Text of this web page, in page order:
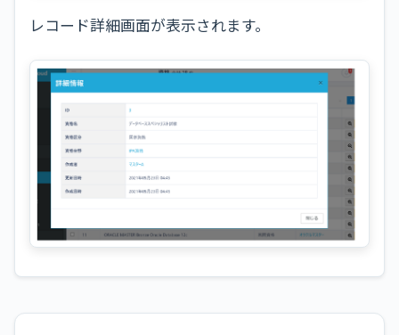
レコード詳細画面が表示されます。